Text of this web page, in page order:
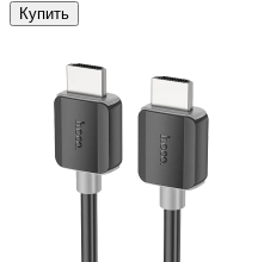
Купить